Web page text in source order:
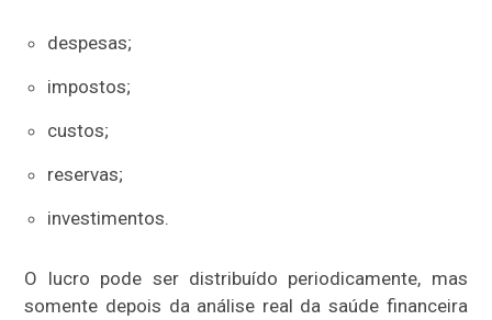
despesas;
impostos;
custos;
reservas;
investimentos.
O lucro pode ser distribuído periodicamente, mas
somente depois da análise real da saúde financeira